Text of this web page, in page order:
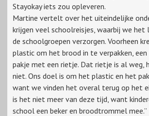
Stayokay iets zou opleveren.
Martine vertelt over het uiteindelijke
krijgen veel schoolreisjes, waarbij we het
de schoolgroepen verzorgen. Voorheen
plastic om het brood in te verpakken, een
pakje met een rietje. Dat rietje is al weg,
niet. Ons doel is om het plastic en het
want we vinden het overal terug op het
is het niet meer van deze tijd, want
school een beker en broodtrommel